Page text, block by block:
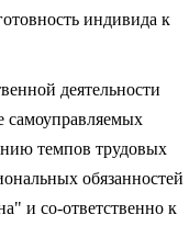
индивида к
деятельности
самоуправляемых
темпов трудовых
обязанностей
и со-ответственно к